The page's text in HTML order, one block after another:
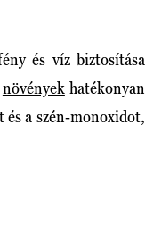
és víz biztosítása
növényekhatékonyan
a szén-monoxidot,